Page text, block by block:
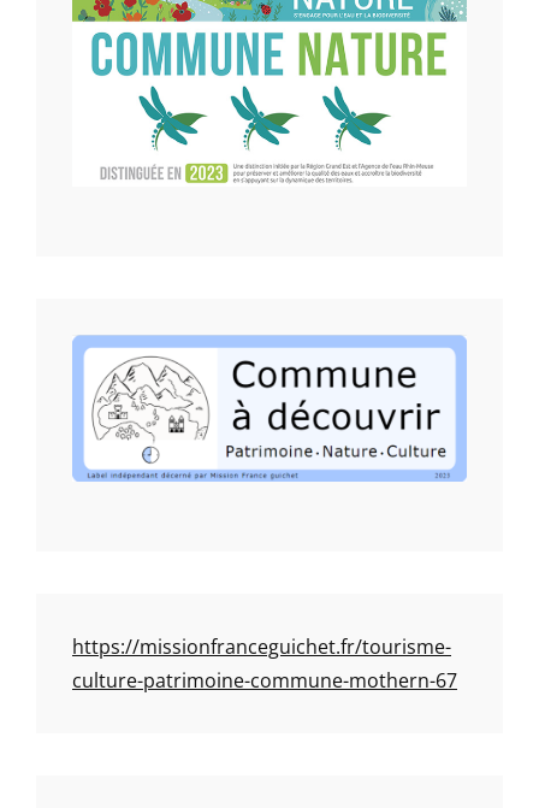
https://missionfranceguichet.fr/tourisme-
culture-patrimoine-commune-mothern-67